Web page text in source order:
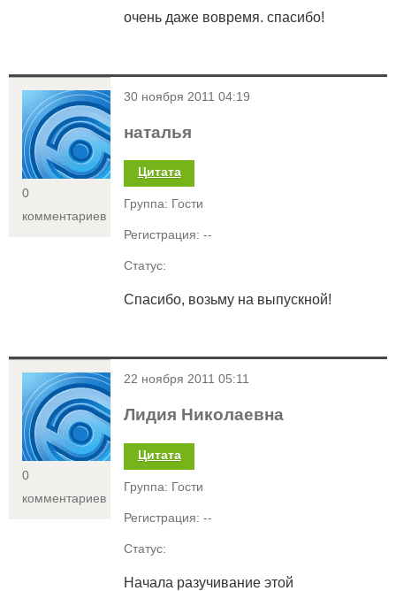
очень даже вовремя. спасибо!
<
0
комментариев
30 ноября 2011 04:19
наталья
Цитата
Группа: Гости
Регистрация: --
Статус:
Спасибо, возьму на выпускной!
<
0
комментариев
22 ноября 2011 05:11
Лидия Николаевна
Цитата
Группа: Гости
Регистрация: --
Статус:
Начала разучивание этой